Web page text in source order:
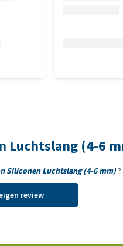
Luchtslang (4-6
Siliconen Luchtslang (4-6 mm)?
review